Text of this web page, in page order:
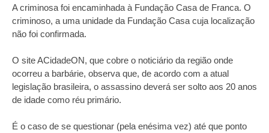
A criminosa foi encaminhada à Fundação Casa de Franca. O
criminoso, a uma unidade da Fundação Casa cuja localização
não foi confirmada.
O site ACidadeON, que cobre o noticiário da região onde
ocorreu a barbárie, observa que, de acordo com a atual
legislação brasileira, o assassino deverá ser solto aos 20 anos
de idade como réu primário.
É o caso de se questionar (pela enésima vez) até que ponto